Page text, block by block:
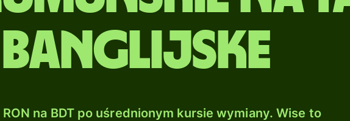
banglijske
na BDT po uśrednionym kursie wymiany. Wise to